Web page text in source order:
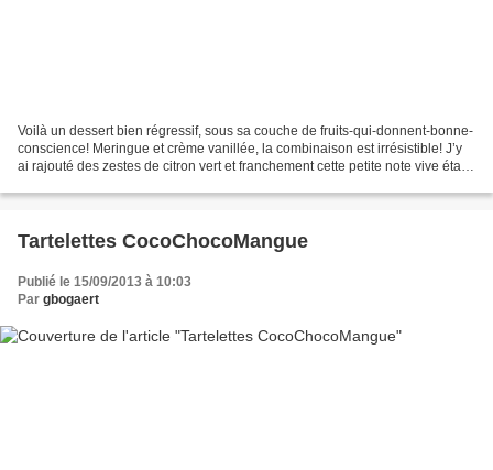
Voilà un dessert bien régressif, sous sa couche de fruits-qui-donnent-bonne-
conscience! Meringue et crème vanillée, la combinaison est irrésistible! J’y
ai rajouté des zestes de citron vert et franchement cette petite note vive était
Tartelettes CocoChocoMangue
Publié le 15/09/2013 à 10:03
Par gbogaert